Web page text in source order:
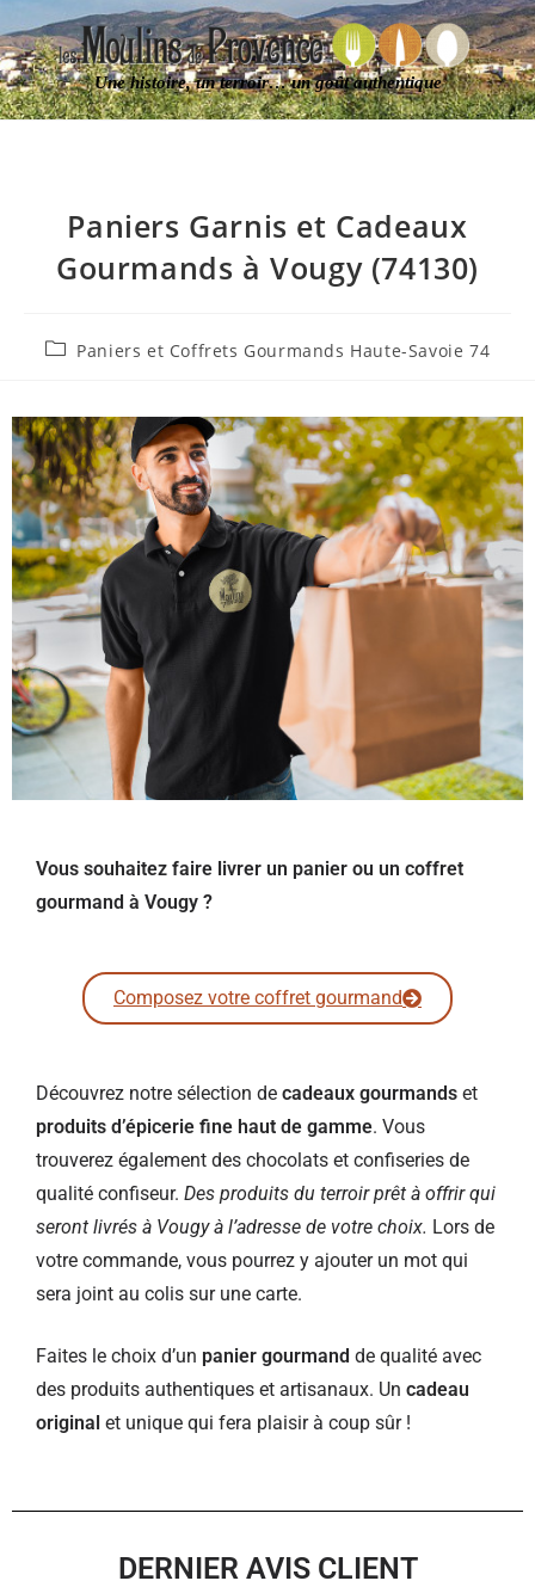
Une histoire, un terroir… un goût authentique
Paniers Garnis et Cadeaux
Gourmands à Vougy (74130)
Paniers et Coffrets Gourmands Haute-Savoie 74
Vous souhaitez faire livrer un panier ou un coffret
gourmand à Vougy ?
Composez votre coffret gourmand
Découvrez notre sélection de cadeaux gourmands et
produits d’épicerie fine haut de gamme. Vous
trouverez également des chocolats et confiseries de
qualité confiseur. Des produits du terroir prêt à offrir qui
seront livrés à Vougy à l’adresse de votre choix. Lors de
votre commande, vous pourrez y ajouter un mot qui
sera joint au colis sur une carte.
Faites le choix d’un panier gourmand de qualité avec
des produits authentiques et artisanaux. Un cadeau
original et unique qui fera plaisir à coup sûr !
DERNIER AVIS CLIENT